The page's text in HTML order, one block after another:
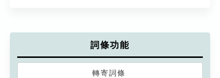
詞條功能
轉寄詞條